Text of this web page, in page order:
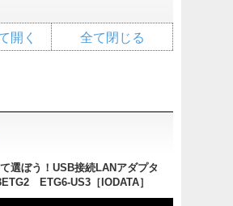
全て閉じる
開く
選ぼう！USB接続LANアダプタ
ETG6-US3［IODATA］